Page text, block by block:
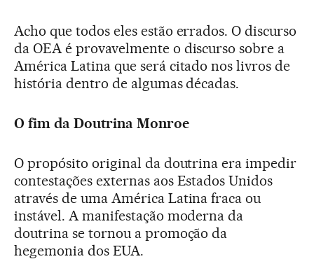
Acho que todos eles estão errados. O discurso
da OEA é provavelmente o discurso sobre a
América Latina que será citado nos livros de
história dentro de algumas décadas.
O fim da Doutrina Monroe
O propósito original da doutrina era impedir
contestações externas aos Estados Unidos
através de uma América Latina fraca ou
instável. A manifestação moderna da
doutrina se tornou a promoção da
hegemonia dos EUA.